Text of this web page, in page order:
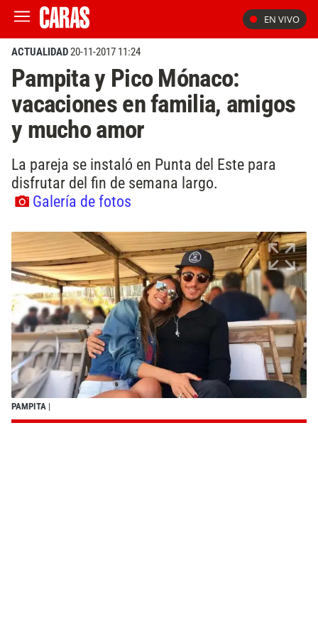
EN VIVO
ACTUALIDAD20-11-2017 11:24
Pampita y Pico Mónaco:
vacaciones en familia, amigos
y mucho amor
La pareja se instaló en Punta del Este para
disfrutar del fin de semana largo.
Galería de fotos
PAMPITA |